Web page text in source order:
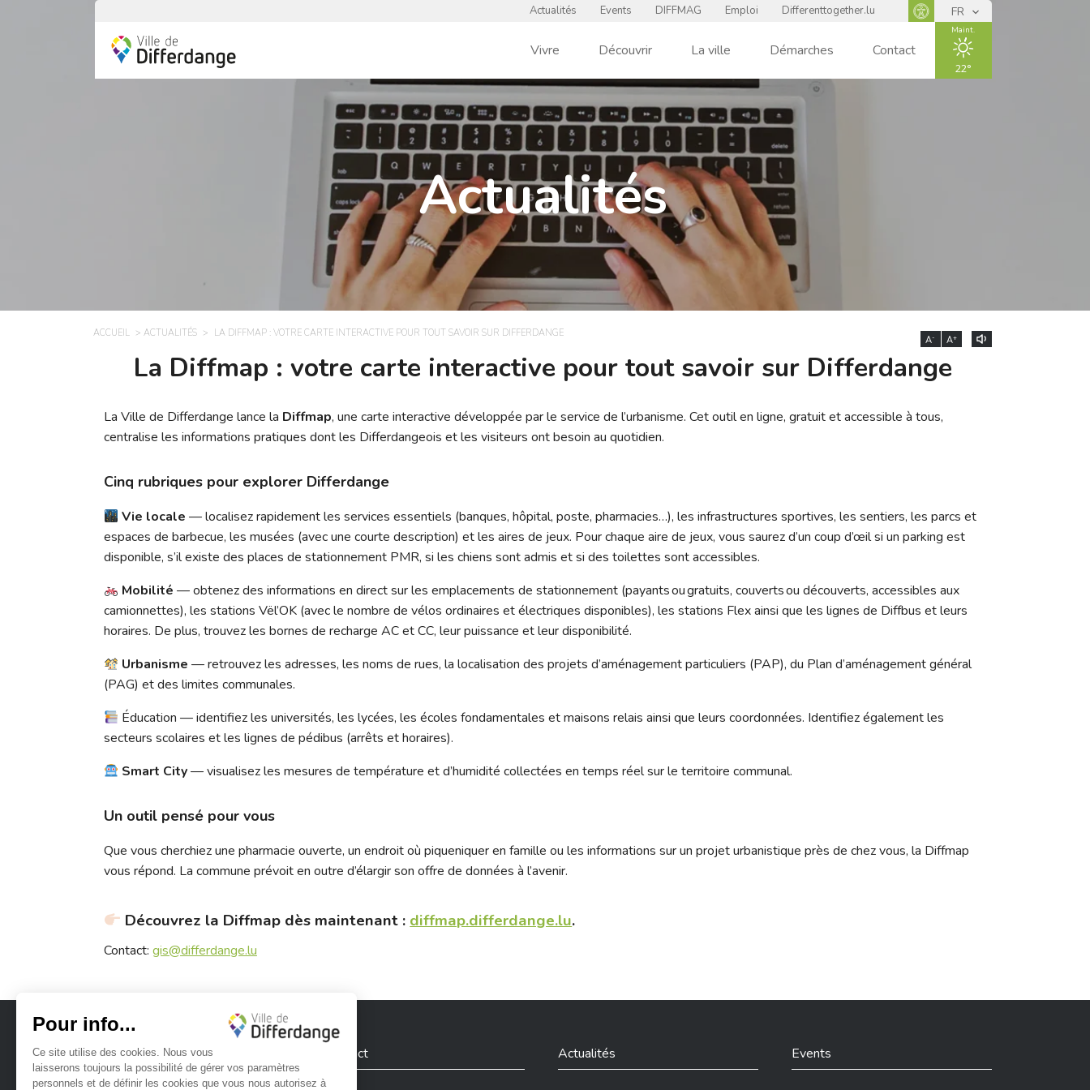
Actualités Events DIFFMAG Emploi
Differenttogether.lu
Panneau d'accessibilité
FR
Vivre Découvrir La ville Démarches Contact
Maint.
22
Actualités
ACCUEIL ACTUALITÉS LA DIFFMAP : VOTRE CARTE INTERACTIVE POUR TOUT SAVOIR SUR DIFFERDANGE
A- A+
La Diffmap : votre carte interactive pour tout savoir sur Differdange
La Ville de Differdange lance la Diffmap, une carte interactive développée par le service de l’urbanisme. Cet outil en ligne, gratuit et accessible à tous,
centralise les informations pratiques dont les Differdangeois et les visiteurs ont besoin au quotidien.
Cinq rubriques pour explorer Differdange
Vie locale — localisez rapidement les services essentiels (banques, hôpital, poste, pharmacies…), les infrastructures sportives, les sentiers, les parcs et
espaces de barbecue, les musées (avec une courte description) et les aires de jeux. Pour chaque aire de jeux, vous saurez d’un coup d’œil si un parking est
disponible, s’il existe des places de stationnement PMR, si les chiens sont admis et si des toilettes sont accessibles.
Mobilité — obtenez des informations en direct sur les emplacements de stationnement (payants ou gratuits, couverts ou découverts, accessibles aux
camionnettes), les stations Vël’OK (avec le nombre de vélos ordinaires et électriques disponibles), les stations Flex ainsi que les lignes de Diffbus et leurs
horaires. De plus, trouvez les bornes de recharge AC et CC, leur puissance et leur disponibilité.
Urbanisme — retrouvez les adresses, les noms de rues, la localisation des projets d’aménagement particuliers (PAP), du Plan d’aménagement général
(PAG) et des limites communales.
Éducation — identifiez les universités, les lycées, les écoles fondamentales et maisons relais ainsi que leurs coordonnées. Identifiez également les
secteurs scolaires et les lignes de pédibus (arrêts et horaires).
Smart City— visualisez les mesures de température et d’humidité collectées en temps réel sur le territoire communal.
Un outil pensé pour vous
Que vous cherchiez une pharmacie ouverte, un endroit où piqueniquer en famille ou les informations sur un projet urbanistique près de chez vous, la Diffmap
vous répond. La commune prévoit en outre d’élargir son offre de données à l’avenir.
Découvrez la Diffmap dès maintenant :diffmap.differdange.lu.
Contact: gis@differdange.lu
Contact
Actualités Events